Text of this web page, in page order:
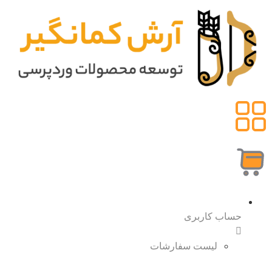
حساب کاربری
لیست سفارشات